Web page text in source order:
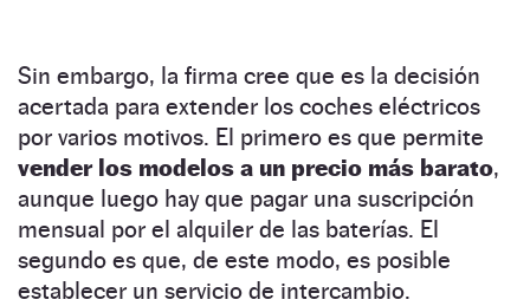
Sin embargo, la firma cree que es la decisión
acertada para extender los coches eléctricos
por varios motivos. El primero es que permite
vender los modelos a un precio más barato,
aunque luego hay que pagar una suscripción
mensual por el alquiler de las baterías. El
segundo es que, de este modo, es posible
establecer un servicio de intercambio.